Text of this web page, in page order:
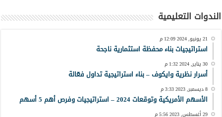
الندوات التعليمية
21 يونيو, 2024 12:09 م
استراتيجيات بناء محفظة استثمارية ناجحة
30 يناير, 2024 1:32 م
أسرار نظرية وايكوف – بناء استراتيجية تداول فعّالة
8 ديسمبر, 2023 3:33 م
الأسهم الأمريكية وتوقعات 2024 – استراتيجيات وفرص أهم 5 أسهم
29 أغسطس, 2023 5:56 م